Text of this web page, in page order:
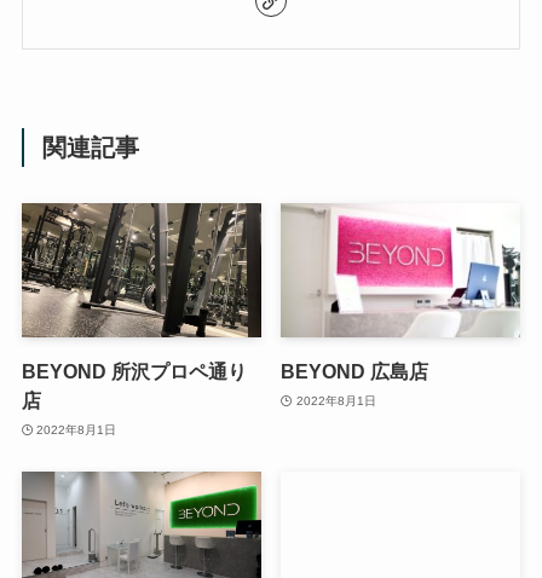
関連記事
BEYOND 所沢プロペ通り
店
2022年8月1日
BEYOND 広島店
2022年8月1日